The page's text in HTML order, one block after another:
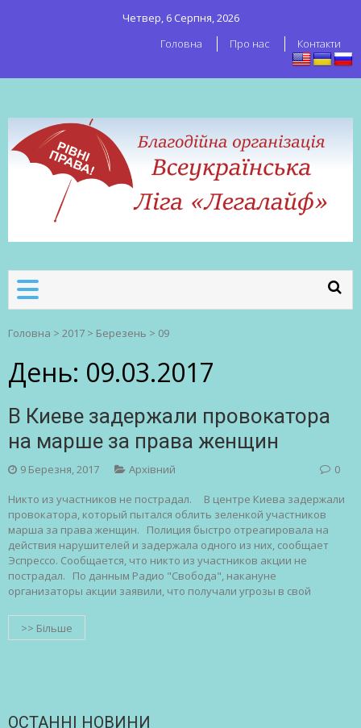
Четвер, 6 Серпня, 2026
Головна
Про нас Контакти
робітників
Головна > 2017 > Березень > 09
День: 09.03.2017
В Киеве задержали провокатора
на марше за права женщин
9 Березня, 2017 Архівний 0
Никто из участников не пострадал. В центре Киева задержали
провокатора, который пытался облить зеленкой участников
марша за права женщин. Полиция быстро отреагировала на
действия нарушителей и задержала одного из них, сообщает
Эспрессо. Сообщается, что никто из участников акции не
пострадал. По данным Радио "Свобода", накануне
организаторы акции заявили, что получали угрозы в свой
>> Більше
ОСТАННІ НОВИНИ